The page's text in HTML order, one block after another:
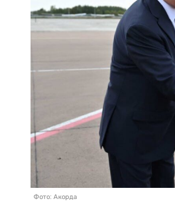
Фото: Акорда